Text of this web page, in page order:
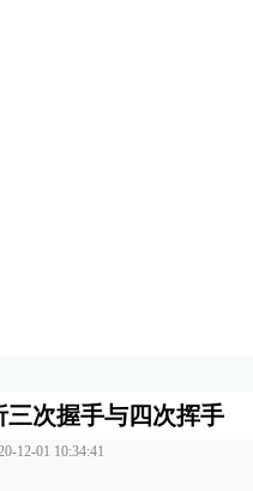
次握手与四次挥手
12-01 10:34:41